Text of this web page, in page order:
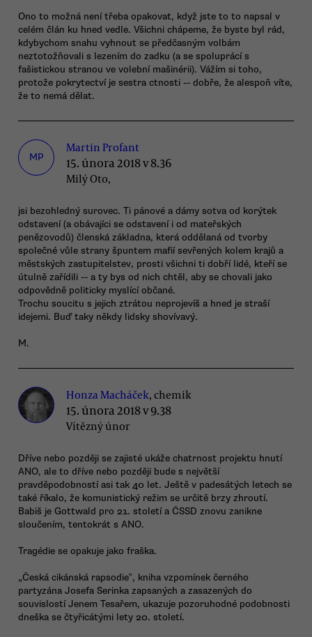
Ono to možná není třeba opakovat, když jste to to napsal v
celém člán ku hned vedle. Všichni chápeme, že byste byl rád,
kdybychom snahu vyhnout se předčasným volbám
neztotožňovali s lezením do zadku (a se spoluprácí s
fašistickou stranou ve volební mašinérii). Vážím si toho,
protože pokrytectví je sestra ctnosti -- dobře, že alespoň víte,
že to nemá dělat.
MP
Martin Profant
15. února 2018 v 8.36
Milý Oto,
jsi bezohledný surovec. Ti pánové a dámy sotva od korýtek
odstavení (a obávajíci se odstavení i od mateřských
penězovodů) členská základna, která oddělaná od tvorby
společné vůle strany špuntem mafií sevřených kolem krajů a
městských zastupitelstev, prosti všichni ti dobří lidé, kteří se
útulně zařídili -- a ty bys od nich chtěl, aby se chovali jako
odpovědně politicky myslící občané.
Trochu soucitu s jejich ztrátou neprojevíš a hned je straší
idejemi. Buď taky někdy lidsky shovívavý.
M.
Honza Macháček, chemik
15. února 2018 v 9.38
Vítězný únor
Dříve nebo později se zajisté ukáže chatrnost projektu hnutí
ANO, ale to dříve nebo později bude s největší
pravděpodobností asi tak 40 let. Ještě v padesátých letech se
také říkalo, že komunistický režim se určitě brzy zhroutí.
Babiš je Gottwald pro 21. století a ČSSD znovu zanikne
sloučením, tentokrát s ANO.
Tragédie se opakuje jako fraška.
„Česká cikánská rapsodie‟, kniha vzpomínek černého
partyzána Josefa Serinka zapsaných a zasazených do
souvislostí Jenem Tesařem, ukazuje pozoruhodné podobnosti
dneška se čtyřicátými lety 20. století.